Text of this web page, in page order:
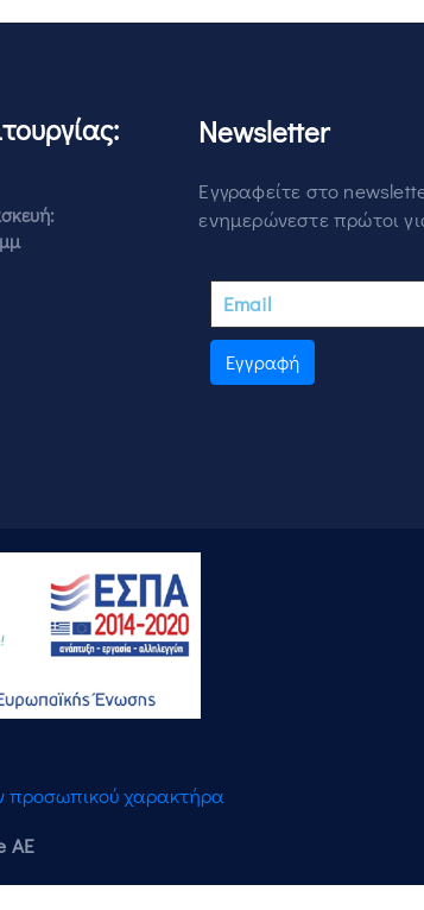
Newsletter
Εγγραφείτε στο
ενημερώνεστε πρώτοι
Εγγραφή
προσωπικού χαρακτήρα
AE